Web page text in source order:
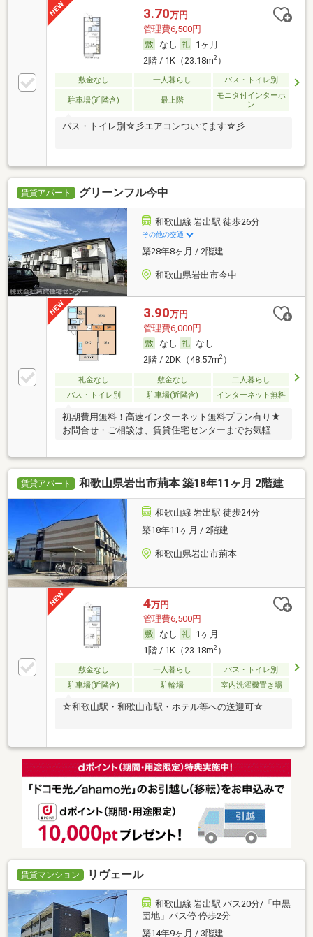
3.70万円
管理費6,500円
なし
1ヶ月
2階 / 1K（23.18m2）
敷金なし 一人暮らし バス・トイレ別
駐車場(近隣含) 最上階
モニタ付インターホ
ン
バス・トイレ別☆彡エアコンついてます☆彡
賃貸アパート グリーンフル今中
和歌山線 岩出駅 徒歩26分
その他の交通
築28年8ヶ月 / 2階建
和歌山県岩出市今中
3.90万円
管理費6,000円
なし
なし
2階 / 2DK（48.57m2）
礼金なし 敷金なし
二人暮らし
バス・トイレ別
駐車場(近隣含) インターネット無料
初期費用無料！高速インターネット無料プラン有り★
お問合せ・ご相談は、賃貸住宅センターまでお気軽に
賃貸アパート 和歌山県岩出市荊本 築18年11ヶ月 2階建
和歌山線 岩出駅 徒歩24分
築18年11ヶ月 / 2階建
和歌山県岩出市荊本
4万円
管理費6,500円
なし
1ヶ月
1階 / 1K（23.18m2）
敷金なし 一人暮らし
バス・トイレ別
駐車場(近隣含)
駐輪場 室内洗濯機置き場
☆和歌山駅・和歌山市駅・ホテル等への送迎可☆
賃貸マンション リヴェール
和歌山線 岩出駅 バス20分/「中黒
団地」バス停 停歩2分
築14年9ヶ月 / 3階建